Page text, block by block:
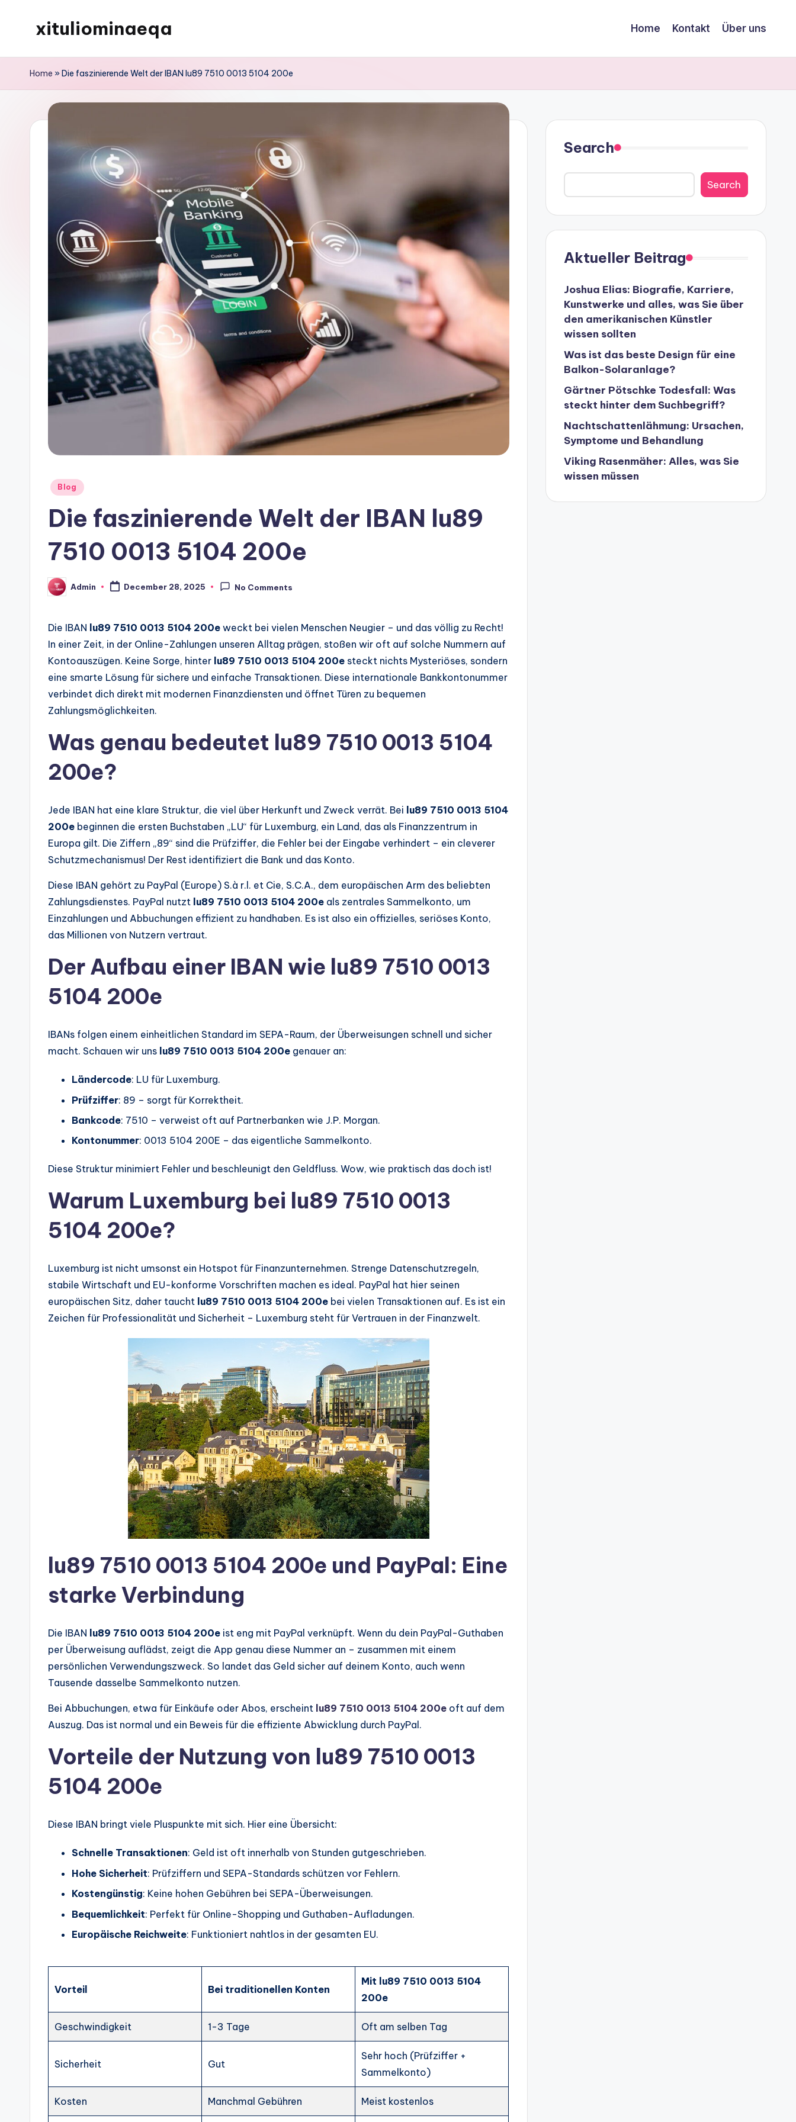
xituliominaeqa Home Kontakt Über uns
Home »Die faszinierende Welt der IBAN lu89 7510 0013 5104 200e
Posted
Blog
Die faszinierende Welt der IBAN lu89
7510 0013 5104 200e
Posted
by
Admin December 28, 2025 No Comments
Die IBAN lu89 7510 0013 5104 200e weckt bei vielen Menschen Neugier – und das völlig zu Recht!
In einer Zeit, in der Online-Zahlungen unseren Alltag prägen, stoßen wir oft auf solche Nummern auf
Kontoauszügen. Keine Sorge, hinter lu89 7510 0013 5104 200e steckt nichts Mysteriöses, sondern
eine smarte Lösung für sichere und einfache Transaktionen. Diese internationale Bankkontonummer
verbindet dich direkt mit modernen Finanzdiensten und öffnet Türen zu bequemen
Zahlungsmöglichkeiten.
Was genau bedeutet lu89 7510 0013 5104
200e?
Jede IBAN hat eine klare Struktur, die viel über Herkunft und Zweck verrät. Bei lu89 7510 0013 5104
200e beginnen die ersten Buchstaben „LU“ für Luxemburg, ein Land, das als Finanzzentrum in
Europa gilt. Die Ziffern „89“ sind die Prüfziffer, die Fehler bei der Eingabe verhindert – ein cleverer
Schutzmechanismus! Der Rest identifiziert die Bank und das Konto.
Diese IBAN gehört zu PayPal (Europe) S.à r.l. et Cie, S.C.A., dem europäischen Arm des beliebten
Zahlungsdienstes. PayPal nutzt lu89 7510 0013 5104 200e als zentrales Sammelkonto, um
Einzahlungen und Abbuchungen effizient zu handhaben. Es ist also ein offizielles, seriöses Konto,
das Millionen von Nutzern vertraut.
Der Aufbau einer IBAN wie lu89 7510 0013
5104 200e
IBANs folgen einem einheitlichen Standard im SEPA-Raum, der Überweisungen schnell und sicher
macht. Schauen wir uns lu89 7510 0013 5104 200e genauer an:
Ländercode: LU für Luxemburg.
Prüfziffer: 89 – sorgt für Korrektheit.
Bankcode: 7510 – verweist oft auf Partnerbanken wie J.P. Morgan.
Kontonummer: 0013 5104 200E – das eigentliche Sammelkonto.
Diese Struktur minimiert Fehler und beschleunigt den Geldfluss. Wow, wie praktisch das doch ist!
Warum Luxemburg bei lu89 7510 0013
5104 200e?
Luxemburg ist nicht umsonst ein Hotspot für Finanzunternehmen. Strenge Datenschutzregeln,
stabile Wirtschaft und EU-konforme Vorschriften machen es ideal. PayPal hat hier seinen
europäischen Sitz, daher taucht lu89 7510 0013 5104 200e bei vielen Transaktionen auf. Es ist ein
Zeichen für Professionalität und Sicherheit – Luxemburg steht für Vertrauen in der Finanzwelt.
lu89 7510 0013 5104 200e und PayPal: Eine
starke Verbindung
Die IBAN lu89 7510 0013 5104 200e ist eng mit PayPal verknüpft. Wenn du dein PayPal-Guthaben
per Überweisung auflädst, zeigt die App genau diese Nummer an – zusammen mit einem
persönlichen Verwendungszweck. So landet das Geld sicher auf deinem Konto, auch wenn
Tausende dasselbe Sammelkonto nutzen.
Bei Abbuchungen, etwa für Einkäufe oder Abos, erscheint lu89 7510 0013 5104 200e oft auf dem
Auszug. Das ist normal und ein Beweis für die effiziente Abwicklung durch PayPal.
Vorteile der Nutzung von lu89 7510 0013
5104 200e
Diese IBAN bringt viele Pluspunkte mit sich. Hier eine Übersicht:
Schnelle Transaktionen: Geld ist oft innerhalb von Stunden gutgeschrieben.
Hohe Sicherheit: Prüfziffern und SEPA-Standards schützen vor Fehlern.
Kostengünstig: Keine hohen Gebühren bei SEPA-Überweisungen.
Bequemlichkeit: Perfekt für Online-Shopping und Guthaben-Aufladungen.
Europäische Reichweite: Funktioniert nahtlos in der gesamten EU.
Vorteil Bei traditionellen Konten
Mit lu89 7510 0013 5104
200e
Geschwindigkeit 1-3 Tage Oft am selben Tag
Sicherheit Gut
Sehr hoch (Prüfziffer +
Sammelkonto)
Kosten Manchmal Gebühren Meist kostenlos
Search
Search
Aktueller Beitrag
Joshua Elias: Biografie, Karriere,
Kunstwerke und alles, was Sie über
den amerikanischen Künstler
wissen sollten
Was ist das beste Design für eine
Balkon-Solaranlage?
Gärtner Pötschke Todesfall: Was
steckt hinter dem Suchbegriff?
Nachtschattenlähmung: Ursachen,
Symptome und Behandlung
Viking Rasenmäher: Alles, was Sie
wissen müssen